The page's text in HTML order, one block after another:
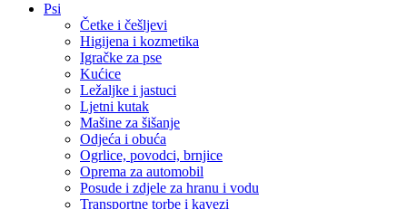
Psi
Četke i češljevi
Higijena i kozmetika
Igračke za pse
Kućice
Ležaljke i jastuci
Ljetni kutak
Mašine za šišanje
Odjeća i obuća
Ogrlice, povodci, brnjice
Oprema za automobil
Posude i zdjele za hranu i vodu
Transportne torbe i kavezi